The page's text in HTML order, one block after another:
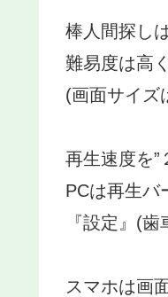
棒人間探し
難易度は高
(画面サイズ
再生速度を”
PCは再生バ
『設定』(
スマホは画